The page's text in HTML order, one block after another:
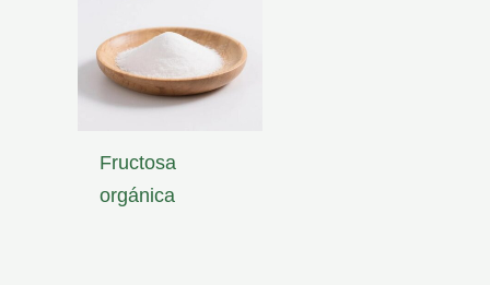
Fructosa
orgánica